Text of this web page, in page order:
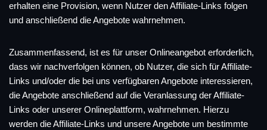
erhalten eine Provision, wenn Nutzer den Affiliate-Links folgen
und anschließend die Angebote wahrnehmen.
Zusammenfassend, ist es für unser Onlineangebot erforderlich,
dass wir nachverfolgen können, ob Nutzer, die sich für Affiliate-
Links und/oder die bei uns verfügbaren Angebote interessieren,
die Angebote anschließend auf die Veranlassung der Affiliate-
Links oder unserer Onlineplattform, wahrnehmen. Hierzu
werden die Affiliate-Links und unsere Angebote um bestimmte